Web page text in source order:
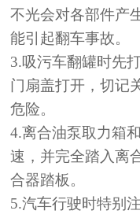
不光会对各部件产
能引起翻车事故。
3.吸污车翻罐时先
门扇盖打开，切记
危险。
4.离合油泵取力箱
速，并完全踏入离
合器踏板。
5.汽车行驶时特别